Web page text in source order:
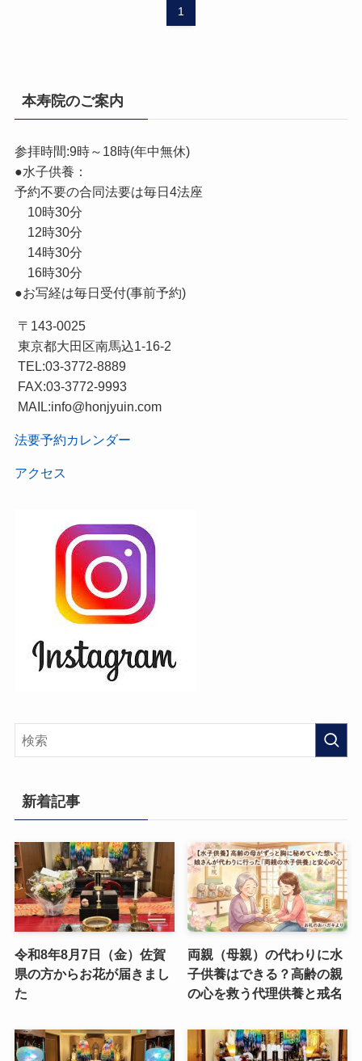
1
本寿院のご案内
参拝時間:9時～18時(年中無休)
●水子供養：
予約不要の合同法要は毎日4法座
10時30分
12時30分
14時30分
16時30分
●お写経は毎日受付(事前予約)
〒143-0025
東京都大田区南馬込1-16-2
TEL:03-3772-8889
FAX:03-3772-9993
MAIL:info@honjyuin.com
法要予約カレンダー
アクセス
新着記事
令和8年8月7日（金）佐賀
県の方からお花が届きまし
た
両親（母親）の代わりに水
子供養はできる？高齢の親
の心を救う代理供養と戒名